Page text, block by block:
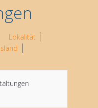
Lokalität